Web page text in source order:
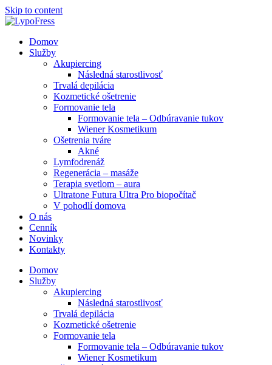
Skip to content
Domov
Služby
Akupiercing
Následná starostlivosť
Trvalá depilácia
Kozmetické ošetrenie
Formovanie tela
Formovanie tela – Odbúravanie tukov
Wiener Kosmetikum
Ošetrenia tváre
Akné
Lymfodrenáž
Regenerácia – masáže
Terapia svetlom – aura
Ultratone Futura Ultra Pro biopočítač
V pohodlí domova
O nás
Cenník
Novinky
Kontakty
Domov
Služby
Akupiercing
Následná starostlivosť
Trvalá depilácia
Kozmetické ošetrenie
Formovanie tela
Formovanie tela – Odbúravanie tukov
Wiener Kosmetikum